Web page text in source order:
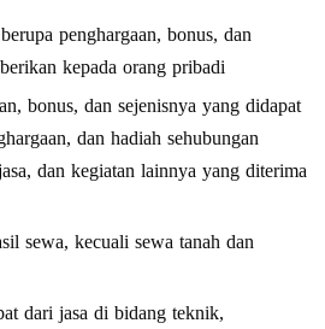
penghargaan, bonus, dan
kepada orang pribadi
bonus, dan sejenisnya yang didapat
dan hadiah sehubungan
dan kegiatan lainnya yang diterima
sewa, kecuali sewa tanah dan
dari jasa di bidang teknik,